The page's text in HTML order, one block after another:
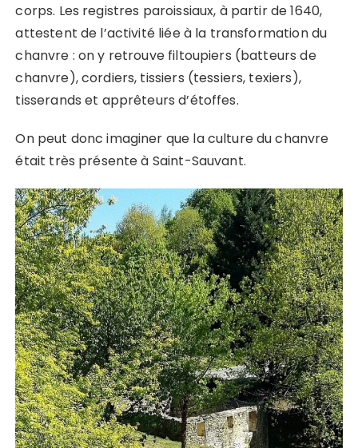
corps. Les registres paroissiaux, à partir de 1640,
attestent de l’activité liée à la transformation du
chanvre : on y retrouve filtoupiers (batteurs de
chanvre), cordiers, tissiers (tessiers, texiers),
tisserands et apprêteurs d’étoffes.
On peut donc imaginer que la culture du chanvre
était très présente à Saint-Sauvant.